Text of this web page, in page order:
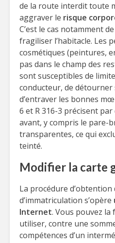
de la route interdit toute
aggraver le risque
C’est le cas notamment
fragiliser l’habitacle. Les
cosmétiques (peintures,
pas dans le champ des
sont susceptibles de
conducteur, de
d’entraver les bonnes
6 et R 316-3 précisent
avant, y compris le pare-
transparentes, ce qui
teinté.
Modifier la carte
La procédure
d’immatriculation s’opère
Internet. Vous pouvez la
utiliser, contre une
compétences d’un